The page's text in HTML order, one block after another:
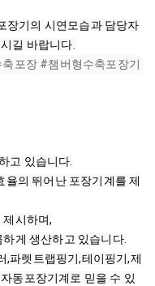
장기의 시연모습과 담당자
길 바랍니다.
포장 #챔버형수축포장기
고 있습니다.
율의 뛰어난 포장기계를 제
제시하며,
게 생산하고 있습니다.
,파렛트랩핑기,테이핑기,제
동포장기계로 믿을 수 있